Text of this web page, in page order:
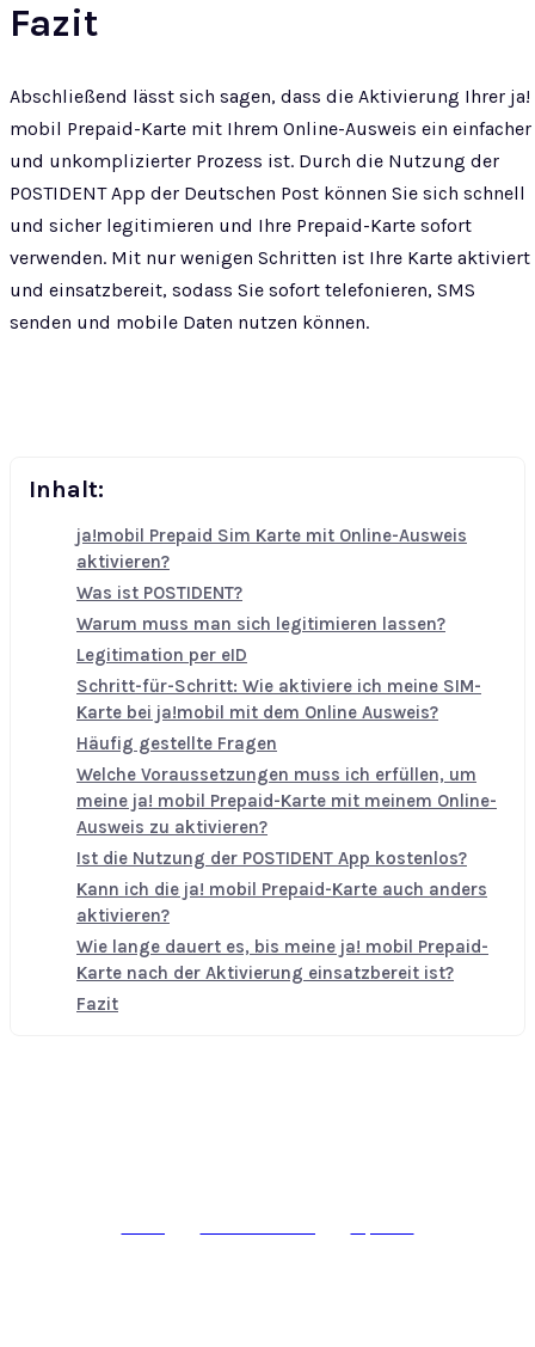
Fazit
Abschließend lässt sich sagen, dass die Aktivierung Ihrer ja!
mobil Prepaid-Karte mit Ihrem Online-Ausweis ein einfacher
und unkomplizierter Prozess ist. Durch die Nutzung der
POSTIDENT App der Deutschen Post können Sie sich schnell
und sicher legitimieren und Ihre Prepaid-Karte sofort
verwenden. Mit nur wenigen Schritten ist Ihre Karte aktiviert
und einsatzbereit, sodass Sie sofort telefonieren, SMS
senden und mobile Daten nutzen können.
Inhalt:
ja!mobil Prepaid Sim Karte mit Online-Ausweis
aktivieren?
Was ist POSTIDENT?
Warum muss man sich legitimieren lassen?
Legitimation per eID
Schritt-für-Schritt: Wie aktiviere ich meine SIM-
Karte bei ja!mobil mit dem Online Ausweis?
Häufig gestellte Fragen
Welche Voraussetzungen muss ich erfüllen, um
meine ja! mobil Prepaid-Karte mit meinem Online-
Ausweis zu aktivieren?
Ist die Nutzung der POSTIDENT App kostenlos?
Kann ich die ja! mobil Prepaid-Karte auch anders
aktivieren?
Wie lange dauert es, bis meine ja! mobil Prepaid-
Karte nach der Aktivierung einsatzbereit ist?
Fazit